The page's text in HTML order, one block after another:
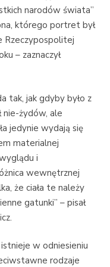
narodów świata”
którego portret był
Rzeczypospolitej
– zaznaczył
tak, jak gdyby było z
nie-żydów, ale
jedynie wydają się
materialnej
i
wewnętrznej
że ciała te należy
gatunki” – pisał
istnieje w odniesieniu
rodzaje